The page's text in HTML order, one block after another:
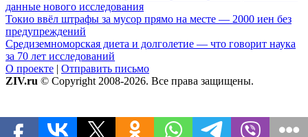
данные нового исследования
Токио ввёл штрафы за мусор прямо на месте — 2000 иен без
предупреждений
Средиземноморская диета и долголетие — что говорит наука
за 70 лет исследований
О проекте | Отправить письмо
ZIV.ru © Copyright 2008-2026. Все права защищены.